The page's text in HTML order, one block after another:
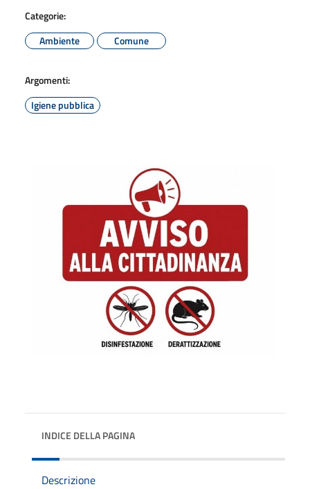
Categorie:
Ambiente
Comune
Argomenti:
Igiene pubblica
INDICE DELLA PAGINA
Descrizione